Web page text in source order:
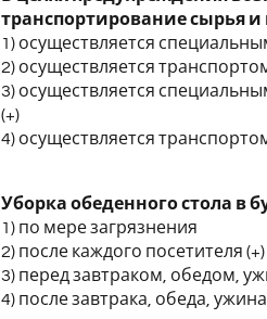
транспортирование сырья
1) осуществляется
2) осуществляется
3) осуществляется
(+)
4) осуществляется
Уборка обеденного стола в
1) по мере загрязнения
2) после каждого посетителя (+)
3) перед завтраком, обедом,
4) после завтрака, обеда, ужина